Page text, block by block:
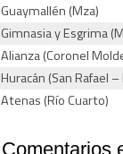
Guaymallén (Mza)
Gimnasia y Esgrima
Alianza (Coronel
Huracán (San Rafael –
Atenas (Río Cuarto)
Comentarios